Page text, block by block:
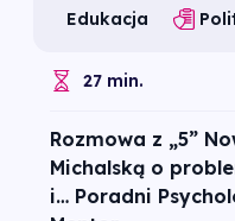
Edukacja
27 min.
Rozmowa z „5”
Michalską o
i… Poradni